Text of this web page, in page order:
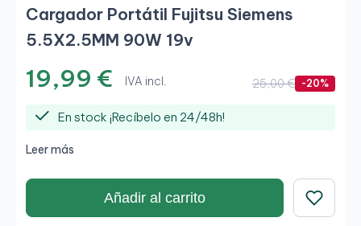
Cargador Portátil Fujitsu Siemens
5.5X2.5MM 90W 19v
19,99 € IVA incl. 25,00 € -20%
En stock ¡Recíbelo en 24/48h!
Leer más
Añadir al carrito